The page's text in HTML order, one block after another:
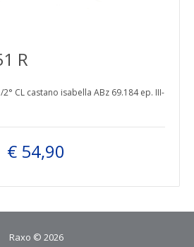
R
CL castano isabella ABz 69.184 ep. III-
€ 54,90
Raxo © 2026